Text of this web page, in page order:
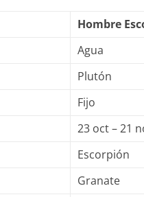
Hombre
Agua
Plutón
Fijo
23 oct – 21
Escorpión
Granate